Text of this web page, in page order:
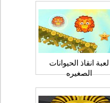
لعبة انقاذ الحيوانات
الصغيره